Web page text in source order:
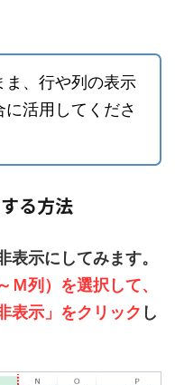
ま、行や列の表示
活用してくださ
る方法
表示にしてみます。
列）を選択して、
表示」をクリック し